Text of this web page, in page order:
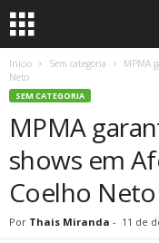
Início Sem categoria
MPMA
Neto
SEM CATEGORIA
MPMA
shows em
Coelho Neto
Por Thais Miranda - 11 de